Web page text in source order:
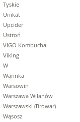
Tyskie
Unikat
Upcider
Ustroń
VIGO Kombucha
Viking
W
Warinka
Warsowin
Warszawa Wilanów
Warszawski (Browar)
Wąsosz